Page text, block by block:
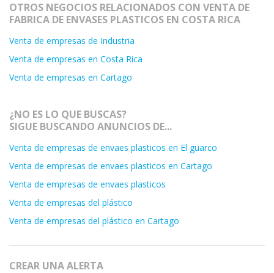
OTROS NEGOCIOS RELACIONADOS CON VENTA DE
FABRICA DE ENVASES PLASTICOS EN COSTA RICA
Venta de empresas de Industria
Venta de empresas en Costa Rica
Venta de empresas en Cartago
¿NO ES LO QUE BUSCAS?
SIGUE BUSCANDO ANUNCIOS DE...
Venta de empresas de envaes plasticos en El guarco
Venta de empresas de envaes plasticos en Cartago
Venta de empresas de envaes plasticos
Venta de empresas del plástico
Venta de empresas del plástico en Cartago
CREAR UNA ALERTA